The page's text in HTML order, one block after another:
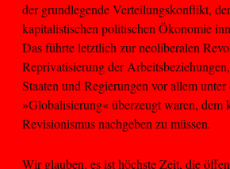
der grundlegende Verteilungskonflikt,
kapitalistischen politischen Ökonomie
Das führte letztlich zur neoliberalen
Reprivatisierung der
Staaten und Regierungen vor allem
»Globalisierung« überzeugt waren, dem
Revisionismus nachgeben zu müssen.
Wir glauben, es ist höchste Zeit, die